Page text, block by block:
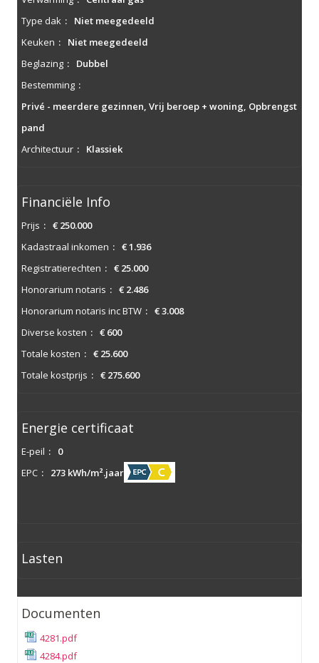
Type dak :
Niet meegedeeld
Keuken :
Niet meegedeeld
Beglazing :
Dubbel
Bestemming :
Privé - meerdere gezinnen, Vrij beroep + woning, Opbrengst
pand
Architectuur : Klassiek
Financiële Info
Prijs : € 250.000
Kadastraal inkomen : € 1.936
Registratierechten : € 25.000
Honorarium notaris : € 2.486
Honorarium notaris inc BTW : € 3.008
Diverse kosten : € 600
Totale kosten : € 25.600
Totale kostprijs : € 275.600
Energie certificaat
E-peil :
0
EPC : 273 kWh/m².jaar
Lasten
Documenten
4281.pdf
4284.pdf